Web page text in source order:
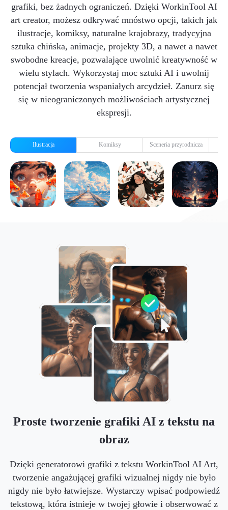
grafiki, bez żadnych ograniczeń. Dzięki WorkinTool AI
art creator, możesz odkrywać mnóstwo opcji, takich jak
ilustracje, komiksy, naturalne krajobrazy, tradycyjna
sztuka chińska, animacje, projekty 3D, a nawet a nawet
swobodne kreacje, pozwalające uwolnić kreatywność w
wielu stylach. Wykorzystaj moc sztuki AI i uwolnij
potencjał tworzenia wspaniałych arcydzieł. Zanurz się
się w nieograniczonych możliwościach artystycznej
ekspresji.
Ilustracja Komiksy Sceneria przyrodnicza
Proste tworzenie grafiki AI z tekstu na
obraz
Dzięki generatorowi grafiki z tekstu WorkinTool AI Art,
tworzenie angażującej grafiki wizualnej nigdy nie było
nigdy nie było łatwiejsze. Wystarczy wpisać podpowiedź
tekstową, która istnieje w twojej głowie i obserwować z